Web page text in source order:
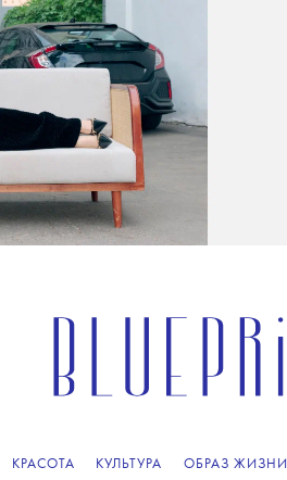
КРАСОТА КУЛЬТУРА ОБРАЗ ЖИЗНИ